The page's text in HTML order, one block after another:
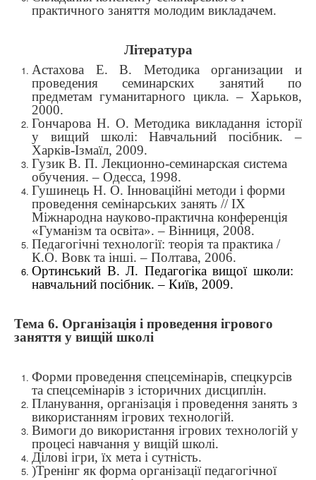
практичного заняття молодим викладачем.
Література
Астахова Е. В. Методика организации и
проведения семинарских занятий по
предметам гуманитарного цикла. – Харьков,
2000.
Гончарова Н. О. Методика викладання історії
у вищий школі: Навчальний посібник. –
Харків-Ізмаїл, 2009.
Гузик В. П. Лекционно-семинарская система
обучения. – Одесса, 1998.
Гушинець Н. О. Інноваційні методи і форми
проведення семінарських занять // ІХ
Міжнародна науково-практична конференція
«Гуманізм та освіта». – Вінниця, 2008.
Педагогічні технології: теорія та практика /
К.О. Вовк та інші. – Полтава, 2006.
Ортинський В. Л. Педагогіка вищої школи:
навчальний посібник. – Київ, 2009.
Тема 6. Організація і проведення ігрового
заняття у вищій школі
Форми проведення спецсемінарів, спецкурсів
та спецсемінарів з історичних дисциплін.
Планування, організація і проведення занять з
використанням ігрових технологій.
Вимоги до використання ігрових технологій у
процесі навчання у вищій школі.
Ділові ігри, їх мета і сутність.
)Тренінг як форма організації педагогічної